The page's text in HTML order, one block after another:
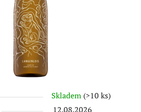
Skladem (>10 ks)
12.08.2026